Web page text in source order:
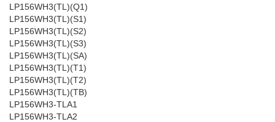
LP156WH3(TL)(Q1)
LP156WH3(TL)(S1)
LP156WH3(TL)(S2)
LP156WH3(TL)(S3)
LP156WH3(TL)(SA)
LP156WH3(TL)(T1)
LP156WH3(TL)(T2)
LP156WH3(TL)(TB)
LP156WH3-TLA1
LP156WH3-TLA2